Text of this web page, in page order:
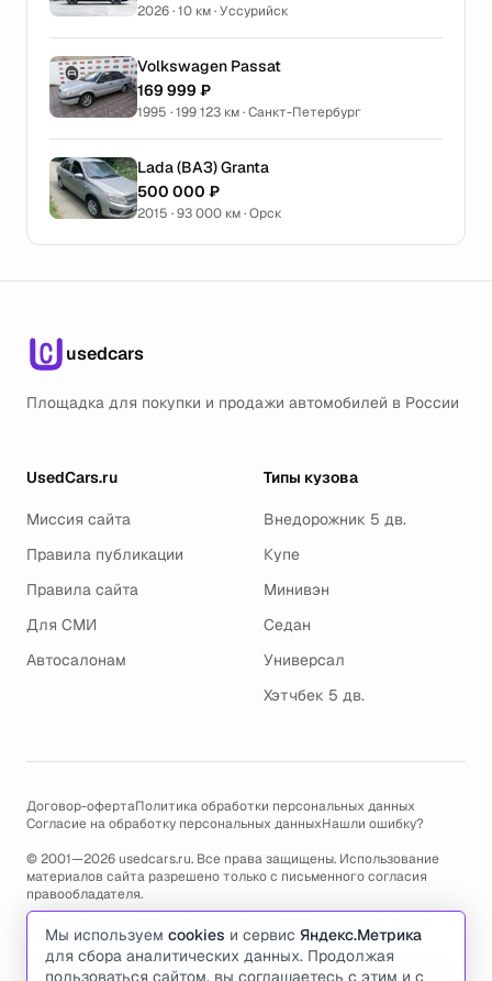
2026 · 10 км · Уссурийск
Volkswagen Passat
169 999 ₽
1995 · 199 123 км · Санкт-Петербург
Lada (ВАЗ) Granta
500 000 ₽
2015 · 93 000 км · Орск
usedcars
Площадка для покупки и продажи автомобилей в России
UsedCars.ru
Миссия сайта
Правила публикации
Правила сайта
Для СМИ
Автосалонам
Типы кузова
Внедорожник 5 дв.
Купе
Минивэн
Седан
Универсал
Хэтчбек 5 дв.
Договор-офертаПолитика обработки персональных данных
Согласие на обработку персональных данныхНашли ошибку?
© 2001—2026 usedcars.ru. Все права защищены. Использование
материалов сайта разрешено только с письменного согласия
правообладателя.
Пользуясь сайтом, вы соглашаетесь с использованием cookies и
политикой обработки персональных данных.
По всем вопросам связанным с работой сайта, ошибками, глюками
Мы используем cookies и сервис Яндекс.Метрика
для сбора аналитических данных. Продолжая
пользоваться сайтом, вы соглашаетесь с этим и с